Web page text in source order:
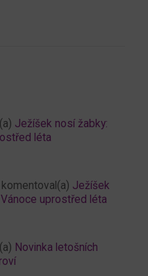
Ježíšek nosí žabky:
léta
komentoval(a) Ježíšek
uprostřed léta
Novinka letošních